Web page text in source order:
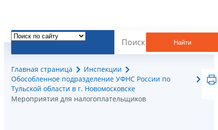
Найти
Главная страница
Инспекции
Обособленное подразделение УФНС России по
Тульской области в г. Новомосковске
Мероприятия для налогоплательщиков